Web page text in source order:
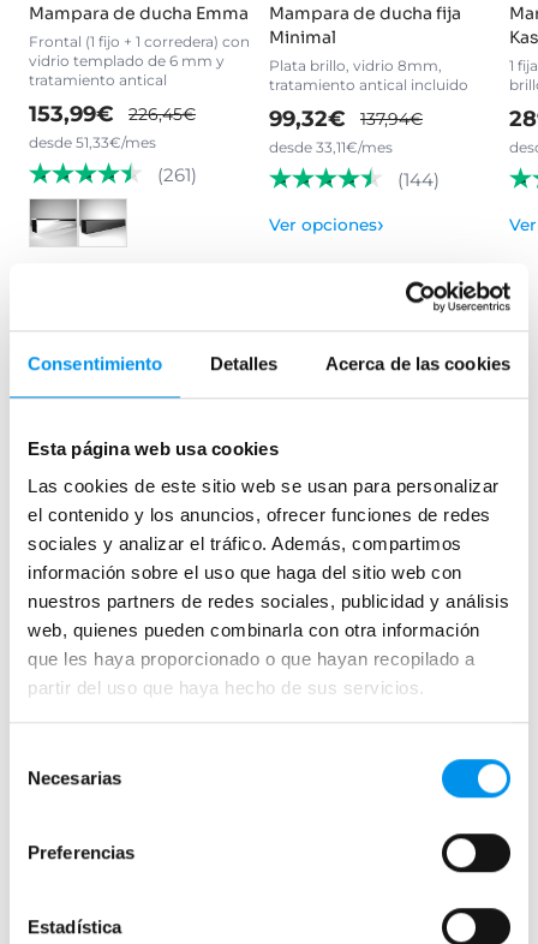
Consentimiento Detalles Acerca de las cookies
Esta página web usa cookies
Las cookies de este sitio web se usan para personalizar
el contenido y los anuncios, ofrecer funciones de redes
sociales y analizar el tráfico. Además, compartimos
información sobre el uso que haga del sitio web con
nuestros partners de redes sociales, publicidad y análisis
web, quienes pueden combinarla con otra información
que les haya proporcionado o que hayan recopilado a
partir del uso que haya hecho de sus servicios.
Necesarias
Preferencias
Estadística
Mampara de ducha Emma
Frontal (1 fijo + 1 corredera) con
vidrio templado de 6 mm y
tratamiento antical
153,99€ 226,45€
desde 51,33€/mes
(261)
Mampara de ducha fija
Minimal
Plata brillo, vidrio 8mm,
tratamiento antical incluido
99,32€ 137,94€
desde 33,11€/mes
(144)
Ver opciones›
1
Frontales
Bañeras en esquina
Hojas o biombos de bañera
Mamparas de bañera abatibles
Mamparas de bañera sin perfilería
Plegables
Frontales
Mamparas rectangulares
Semicirculares